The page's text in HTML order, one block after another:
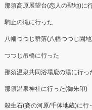
那須高原展望台(恋人の聖地)に
駒止の滝に行った
八幡つつじ群落(八幡つつじ園
つつじ吊橋に行った
那須温泉共同浴場鹿の湯に行っ
那須温泉神社に行った(御朱印)
殺生石(賽の河原/千体地蔵)に行